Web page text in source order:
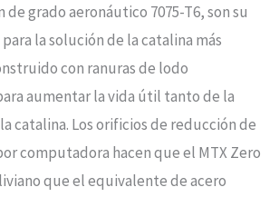
grado aeronáutico 7075-T6, son su
la solución de la catalina más
con ranuras de lodo
aumentar la vida útil tanto de la
catalina. Los orificios de reducción de
computadora hacen que el MTX Zero
que el equivalente de acero